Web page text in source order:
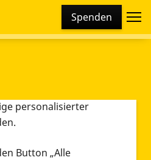
Spenden
Cookies und
beinhaltet Cookies und
personalisierter
Button „Alle